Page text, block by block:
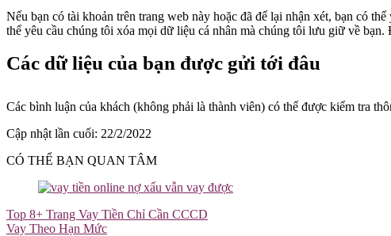
Nếu bạn có tài khoản trên trang web này hoặc đã để lại nhận xét, bạn có
thể yêu cầu chúng tôi xóa mọi dữ liệu cá nhân mà chúng tôi lưu giữ về
Các dữ liệu của bạn được gửi tới đâu
Các bình luận của khách (không phải là thành viên) có thể được kiểm tra
Cập nhật lần cuối: 22/2/2022
CÓ THỂ BẠN QUAN TÂM
Top 8+ Trang Vay Tiền Chỉ Cần CCCD
Vay Theo Hạn Mức